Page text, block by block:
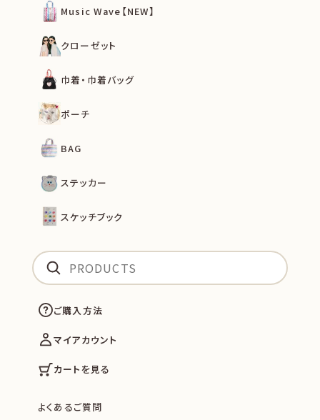
Music Wave【NEW】
クローゼット
巾着・巾着バッグ
ポーチ
BAG
ステッカー
スケッチブック
ご購入方法
マイアカウント
カートを見る
よくあるご質問